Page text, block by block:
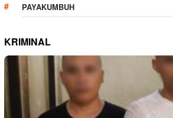
PAYAKUMBUH
KRIMINAL